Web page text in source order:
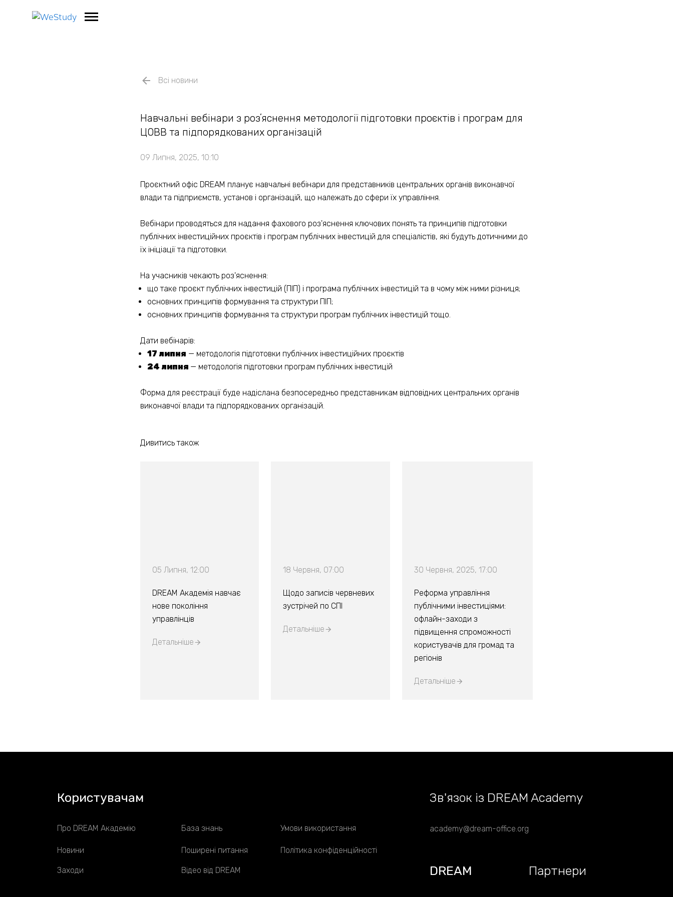
Всі новини
Навчальні вебінари з розʼяснення методології підготовки проєктів і програм для
ЦОВВ та підпорядкованих організацій
09 Липня, 2025, 10:10
Проєктний офіс DREAM планує навчальні вебінари для представників центральних органів виконавчої
влади та підприємств, установ і організацій, що належать до сфери їх управління.
Вебінари проводяться для надання фахового роз'яснення ключових понять та принципів підготовки
публічних інвестиційних проєктів і програм публічних інвестицій для спеціалістів, які будуть дотичними до
їх ініціації та підготовки.
На учасників чекають роз'яснення:
що таке проєкт публічних інвестицій (ПІП) і програма публічних інвестицій та в чому між ними різниця;
основних принципів формування та структури ПІП;
основних принципів формування та структури програм публічних інвестицій тощо.
Дати вебінарів:
17 липня — методологія підготовки публічних інвестиційних проєктів
24 липня — методологія підготовки програм публічних інвестицій
Форма для реєстрації буде надіслана безпосередньо представникам відповідних центральних органів
виконавчої влади та підпорядкованих організацій.
Дивитись також
05 Липня, 12:00
DREAM Академія навчає
нове покоління
управлінців
Детальніше
18 Червня, 07:00
Щодо записів червневих
зустрічей по СПІ
Детальніше
30 Червня, 2025, 17:00
Реформа управління
публічними інвестиціями:
офлайн-заходи з
підвищення спроможності
користувачів для громад та
регіонів
Детальніше
Користувачам
Про DREAM Академію
Новини
Умови використання
Політика конфіденційності
Заходи
База знань
Поширені питання
Відео від DREAM
academy@dream-office.org
Партнери
DREAM
Зв'язок із DREAM Academy